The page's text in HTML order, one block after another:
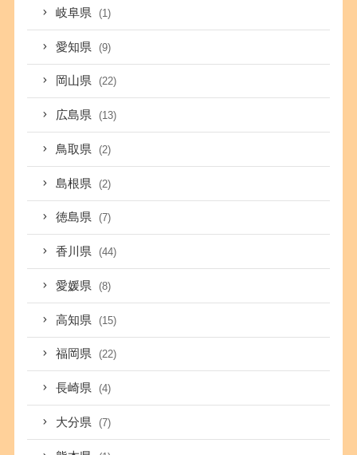
岐阜県 (1)
愛知県 (9)
岡山県 (22)
広島県 (13)
鳥取県 (2)
島根県 (2)
徳島県 (7)
香川県 (44)
愛媛県 (8)
高知県 (15)
福岡県 (22)
長崎県 (4)
大分県 (7)